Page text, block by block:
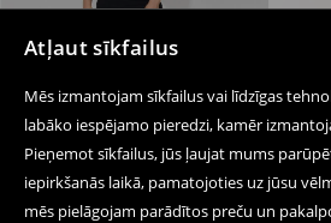
Atļaut sīkfailus
Mēs izmantojam sīkfailus vai līdzīgas
labāko iespējamo pieredzi, kamēr
Pieņemot sīkfailus, jūs ļaujat mums
iepirkšanās laikā, pamatojoties uz jūsu
mēs pielāgojam parādītos preču un
+3 krāsas